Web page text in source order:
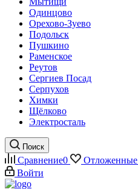
Одинцово
Орехово-Зуево
Подольск
Пушкино
Раменское
Реутов
Сергиев Посад
Серпухов
Химки
Щёлково
Электросталь
Поиск
Сравнение0 Отложенные
Войти